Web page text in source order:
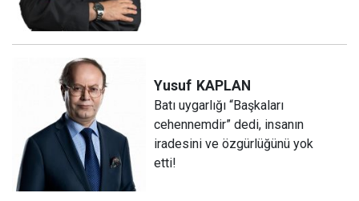
Yusuf KAPLAN
Batı uygarlığı “Başkaları
cehennemdir” dedi, insanın
iradesini ve özgürlüğünü yok
etti!